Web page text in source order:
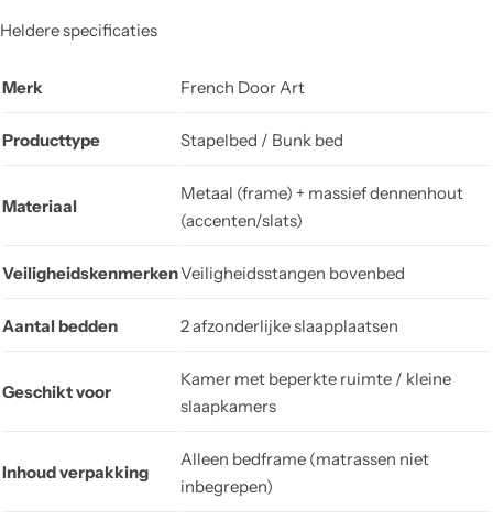
Heldere specificaties
Merk French Door Art
Producttype Stapelbed / Bunk bed
Materiaal
Metaal (frame) + massief dennenhout
(accenten/slats)
VeiligheidskenmerkenVeiligheidsstangen bovenbed
Aantal bedden 2 afzonderlijke slaapplaatsen
Geschikt voor
Kamer met beperkte ruimte / kleine
slaapkamers
Inhoud verpakking
Alleen bedframe (matrassen niet
inbegrepen)